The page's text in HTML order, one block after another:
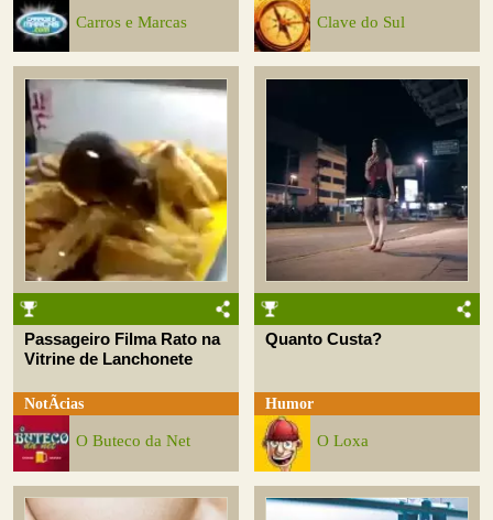
Carros e Marcas Clave do Sul
Passageiro Filma Rato na
Vitrine de Lanchonete
NotÃ­cias
O Buteco da Net
Quanto Custa?
Humor
O Loxa